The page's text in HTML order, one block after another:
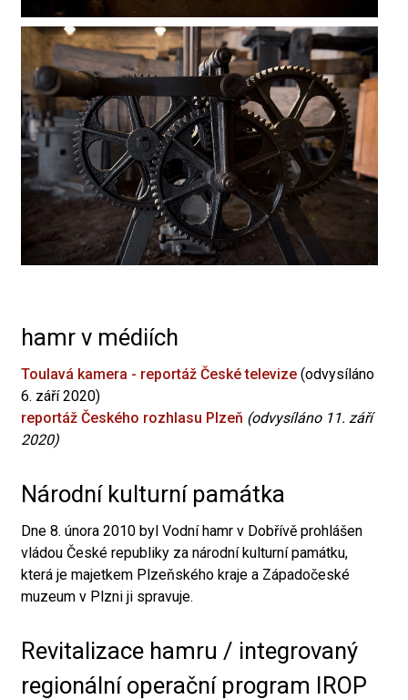
hamr v médiích
Toulavá kamera - reportáž České televize (odvysíláno
6. září 2020)
reportáž Českého rozhlasu Plzeň (odvysíláno 11. září
2020)
Národní kulturní památka
Dne 8. února 2010 byl Vodní hamr v Dobřívě prohlášen
vládou České republiky za národní kulturní památku,
která je majetkem Plzeňského kraje a Západočeské
muzeum v Plzni ji spravuje.
Revitalizace hamru / integrovaný
regionální operační program IROP